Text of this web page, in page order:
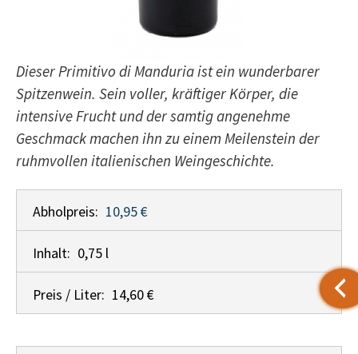
Dieser Primitivo di Manduria ist ein wunderbarer
Spitzenwein. Sein voller, kräftiger Körper, die
intensive Frucht und der samtig angenehme
Geschmack machen ihn zu einem Meilenstein der
ruhmvollen italienischen Weingeschichte.
Abholpreis: 10,95 €
Inhalt: 0,75 l
Preis / Liter: 14,60 €